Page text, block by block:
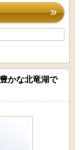
かな北竜湖で